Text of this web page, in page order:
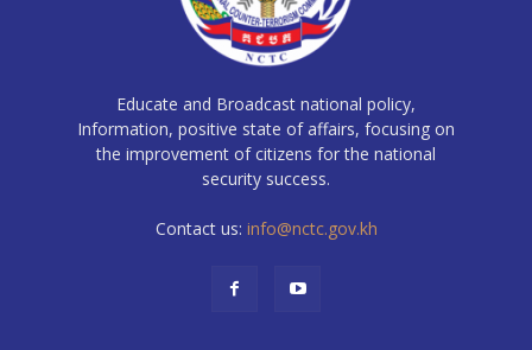
Educate and Broadcast national policy,
Information, positive state of affairs, focusing on
the improvement of citizens for the national
security success.
Contact us: info@nctc.gov.kh